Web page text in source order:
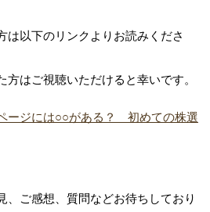
は以下のリンクよりお読みくださ
はご視聴いただけると幸いです。
ージには○○がある？ 初めての株選
、ご感想、質問などお待ちしており